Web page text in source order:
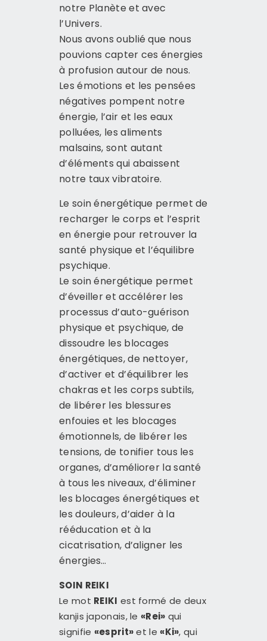
notre Planète et avec
l’Univers.
Nous avons oublié que nous
pouvions capter ces énergies
à profusion autour de nous.
Les émotions et les pensées
négatives pompent notre
énergie, l’air et les eaux
polluées, les aliments
malsains, sont autant
d’éléments qui abaissent
notre taux vibratoire.
Le soin énergétique permet de
recharger le corps et l’esprit
en énergie pour retrouver la
santé physique et l’équilibre
psychique.
Le soin énergétique permet
d’éveiller et accélérer les
processus d’auto-guérison
physique et psychique, de
dissoudre les blocages
énergétiques, de nettoyer,
d’activer et d’équilibrer les
chakras et les corps subtils,
de libérer les blessures
enfouies et les blocages
émotionnels, de libérer les
tensions, de tonifier tous les
organes, d’améliorer la santé
à tous les niveaux, d’éliminer
les blocages énergétiques et
les douleurs, d’aider à la
rééducation et à la
cicatrisation, d’aligner les
énergies…
SOIN REIKI
Le mot REIKI est formé de deux
kanjis japonais, le«Rei» qui
signifie «esprit»et le«Ki», qui